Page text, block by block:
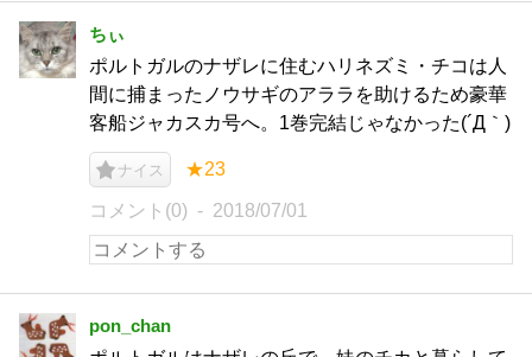
ちぃ
ポルトガルのナザレに住むハリネズミ・チコは人
間に捕まったノウサギのアララを助けるため豪華
客船ジャカスカ号へ。1巻完結じゃなかった(´Д｀)
ナイス ★23
コメント(0) 2018/07/01
pon_chan